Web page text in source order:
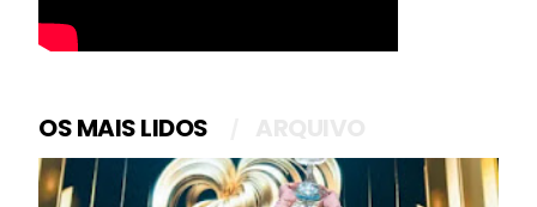
OS MAIS LIDOS